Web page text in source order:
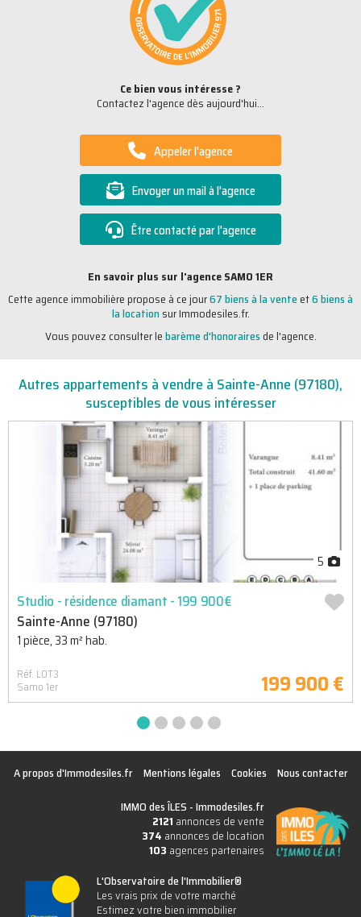
Ce bien vous intéresse ?
Contactez l'agence dès aujourd'hui...
Appeler l'agence
Envoyer un mail à l'agence
Être contacté par l'agence
En savoir plus sur l'agence SAMO 1ER
Cette agence immobilière propose à ce jour67 biens à la vente et6 biens à
la location sur Immodesiles.fr.
Vous pouvez consulter lebarème d'honoraires de l'agence.
Autres appartements à vendre à Sainte-Anne (97180),
susceptibles de vous intéresser
5
Studio - résidence diamant - 199 900€
Sainte-Anne (97180)
1 pièce, 33 m² hab.
Réf. LOT3
Samo 1er 199 900 €
A propos d'Immodesiles.fr Mentions légales Cookies
Nous contacter
IMMO des ÎLES -Immodesiles.fr
2121 annonces de vente
374 annonces de location
103 agences partenaires
L'Observatoire de l'Immobilier®
Les vrais prix de votre marché
Estimez votre bien immobilier